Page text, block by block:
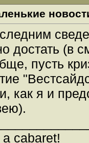
достать (в
пусть
как я и
cabaret!